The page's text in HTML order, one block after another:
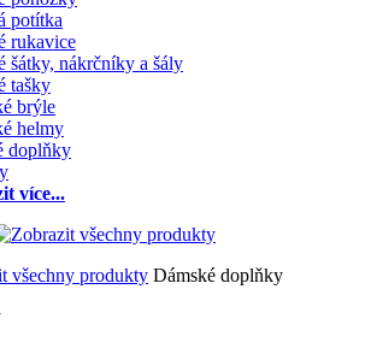
potítka
rukavice
šátky, nákrčníky a šály
tašky
brýle
helmy
doplňky
více...
všechny produkty Dámské doplňky